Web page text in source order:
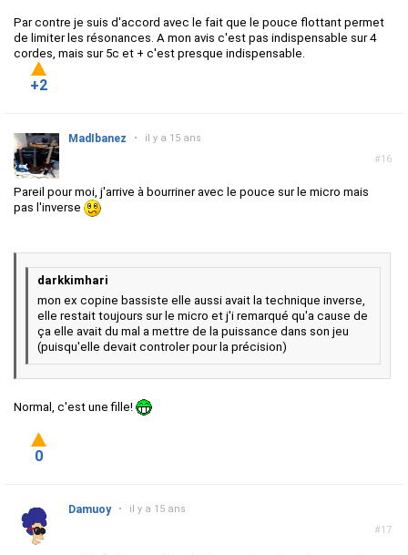
Par contre je suis d'accord avec le fait que le pouce flottant permet
de limiter les résonances. A mon avis c'est pas indispensable sur 4
cordes, mais sur 5c et + c'est presque indispensable.
+2
#16
MadIbanez • il y a 15 ans
Pareil pour moi, j'arrive à bourriner avec le pouce sur le micro mais
pas l'inverse
darkkimhari
mon ex copine bassiste elle aussi avait la technique inverse,
elle restait toujours sur le micro et j'i remarqué qu'a cause de
ça elle avait du mal a mettre de la puissance dans son jeu
(puisqu'elle devait controler pour la précision)
Normal, c'est une fille!
0
#17
Damuoy • il y a 15 ans